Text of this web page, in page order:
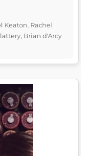
Keaton, Rachel
Brian d'Arcy